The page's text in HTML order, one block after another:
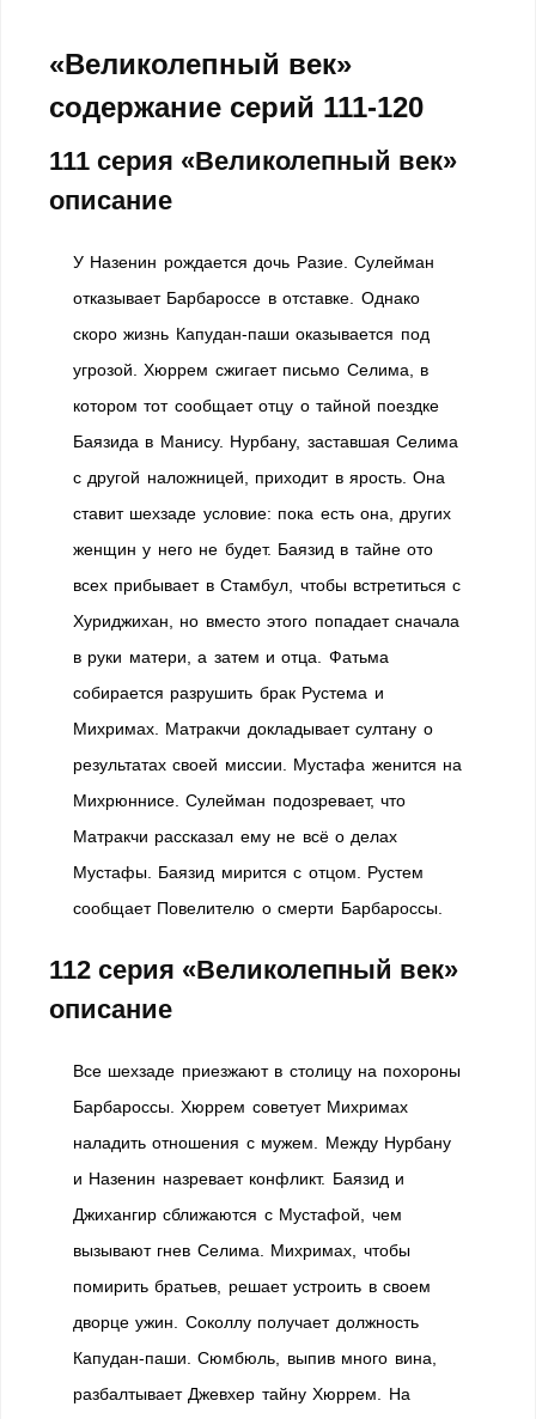
«Великолепный век»
содержание серий 111-120
111 серия «Великолепный век»
описание
У Назенин рождается дочь Разие. Сулейман
отказывает Барбароссе в отставке. Однако
скоро жизнь Капудан-паши оказывается под
угрозой. Хюррем сжигает письмо Селима, в
котором тот сообщает отцу о тайной поездке
Баязида в Манису. Нурбану, заставшая Селима
с другой наложницей, приходит в ярость. Она
ставит шехзаде условие: пока есть она, других
женщин у него не будет. Баязид в тайне ото
всех прибывает в Стамбул, чтобы встретиться с
Хуриджихан, но вместо этого попадает сначала
в руки матери, а затем и отца. Фатьма
собирается разрушить брак Рустема и
Михримах. Матракчи докладывает султану о
результатах своей миссии. Мустафа женится на
Михрюннисе. Сулейман подозревает, что
Матракчи рассказал ему не всё о делах
Мустафы. Баязид мирится с отцом. Рустем
сообщает Повелителю о смерти Барбароссы.
112 серия «Великолепный век»
описание
Все шехзаде приезжают в столицу на похороны
Барбароссы. Хюррем советует Михримах
наладить отношения с мужем. Между Нурбану
и Назенин назревает конфликт. Баязид и
Джихангир сближаются с Мустафой, чем
вызывают гнев Селима. Михримах, чтобы
помирить братьев, решает устроить в своем
дворце ужин. Соколлу получает должность
Капудан-паши. Сюмбюль, выпив много вина,
разбалтывает Джевхер тайну Хюррем. На